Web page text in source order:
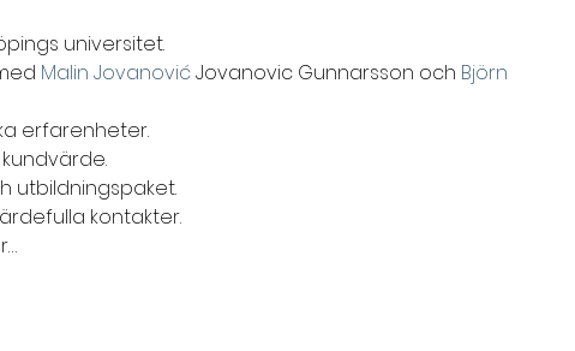
universitet.
Malin Jovanović Jovanovic Gunnarsson och Björn
erfarenheter.
utbildningspaket.
kontakter.